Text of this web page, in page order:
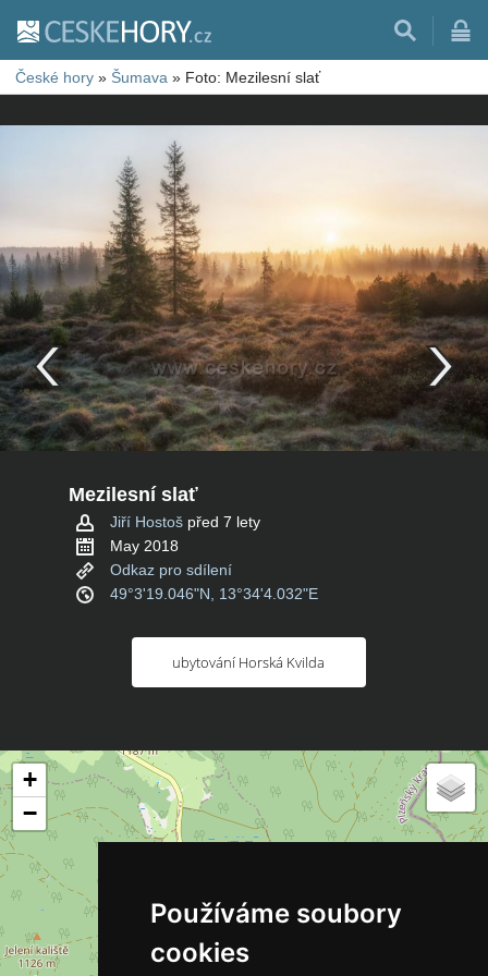
Používáme soubory
cookies
České hory » Šumava » Foto: Mezilesní slať
Mezilesní slať
Jiří Hostoš před 7 lety
May 2018
Odkaz pro sdílení
49°3'19.046"N, 13°34'4.032"E
ubytování Horská Kvilda
+
−